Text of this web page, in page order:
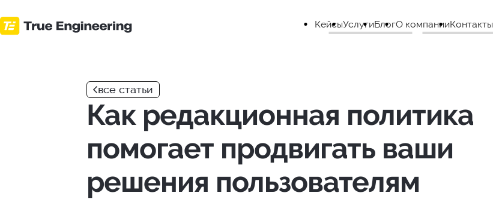
к
основному
КейсыУслугиБлогО компанииКонтакты
все статьи
Как редакционная политика
помогает продвигать ваши
решения пользователям